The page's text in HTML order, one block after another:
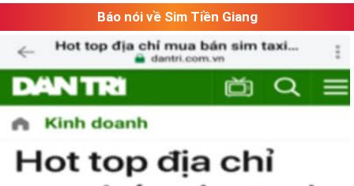
Báo nói về Sim Tiền Giang